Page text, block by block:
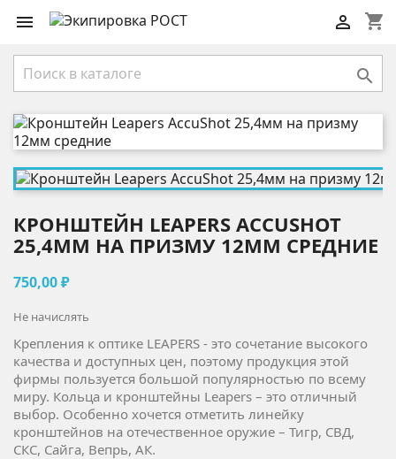
 shopping_cart


КРОНШТЕЙН LEAPERS ACCUSHOT
25,4ММ НА ПРИЗМУ 12ММ СРЕДНИЕ
750,00 ₽
Не начислять
Крепления к оптике LEAPERS - это сочетание высокого
качества и доступных цен, поэтому продукция этой
фирмы пользуется большой популярностью по всему
миру. Кольца и кронштейны Leapers – это отличный
выбор. Особенно хочется отметить линейку
кронштейнов на отечественное оружие – Тигр, СВД,
СКС, Сайга, Вепрь, AК.